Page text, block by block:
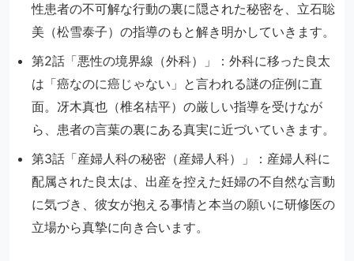
性患者の不可解な行動の裏に隠された秘密を、立石聡
美（松雪泰子）の指導のもと解き明かしていきます。
第2話「悪性の境界線（外科）」：外科に移った良太
は「癌なのに癌じゃない」と言われる謎の症例に直
面。冴木真也（椎名桔平）の厳しい指導を受けなが
ら、患者の言葉の裏にある真実に近づいていきます。
第3話「産婦人科の秘密（産婦人科）」：産婦人科に
配属された良太は、出産を控えた妊婦の不自然な言動
に気づき、彼女が抱える事情と本当の願いに研修医の
立場から真摯に向き合います。